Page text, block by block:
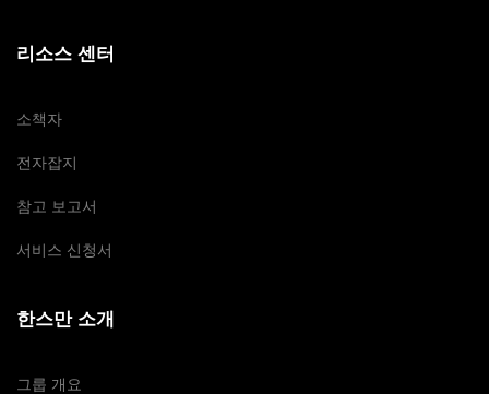
리소스 센터
소책자
전자잡지
참고 보고서
서비스 신청서
한스만 소개
그룹 개요